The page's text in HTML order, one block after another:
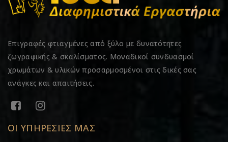
Επιγραφές φτιαγμένες από ξύλο με δυνατότητες
ζωγραφικής & σκαλίσματος. Μοναδικοί συνδυασμοί
χρωμάτων & υλικών προσαρμοσμένοι στις δικές σας
ανάγκες και απαιτήσεις.
ΟΙ ΥΠΗΡΕΣΙΕΣ ΜΑΣ